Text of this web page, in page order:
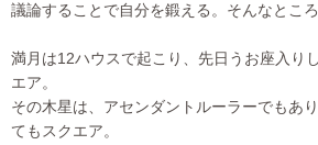
議論することで自分を鍛える。そんなとこ
満月は12ハウスで起こり、先日うお座入り
エア。
その木星は、アセンダントルーラーでもあ
てもスクエア。